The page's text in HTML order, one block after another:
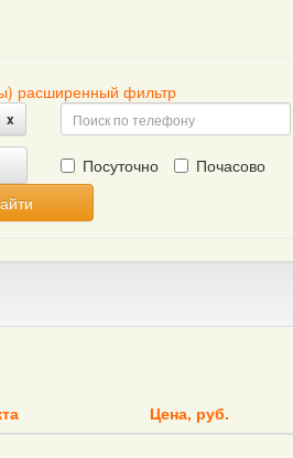
расширенный фильтр
x
Посуточно
Почасово
Цена, руб.